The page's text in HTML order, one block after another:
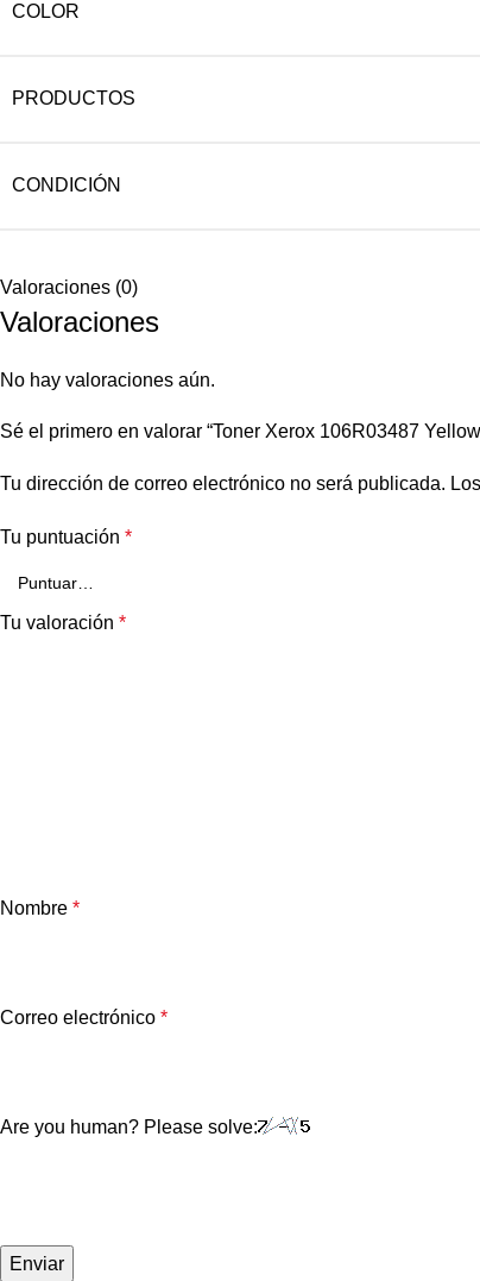
COLOR
PRODUCTOS
CONDICIÓN
Valoraciones (0)
Valoraciones
No hay valoraciones aún.
Sé el primero en valorar “Toner Xerox 106R03487
Tu dirección de correo electrónico no será publicada.
Tu puntuación *
Tu valoración *
Nombre *
Correo electrónico *
Are you human? Please solve: